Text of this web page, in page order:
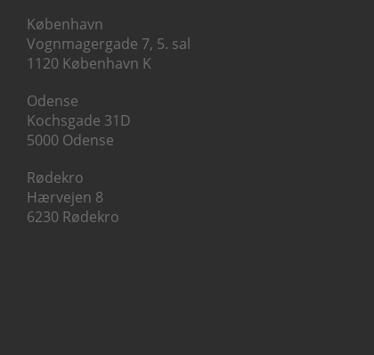
København
Vognmagergade 7, 5. sal
1120 København K
Odense
Kochsgade 31D
5000 Odense
Rødekro
Hærvejen 8
6230 Rødekro